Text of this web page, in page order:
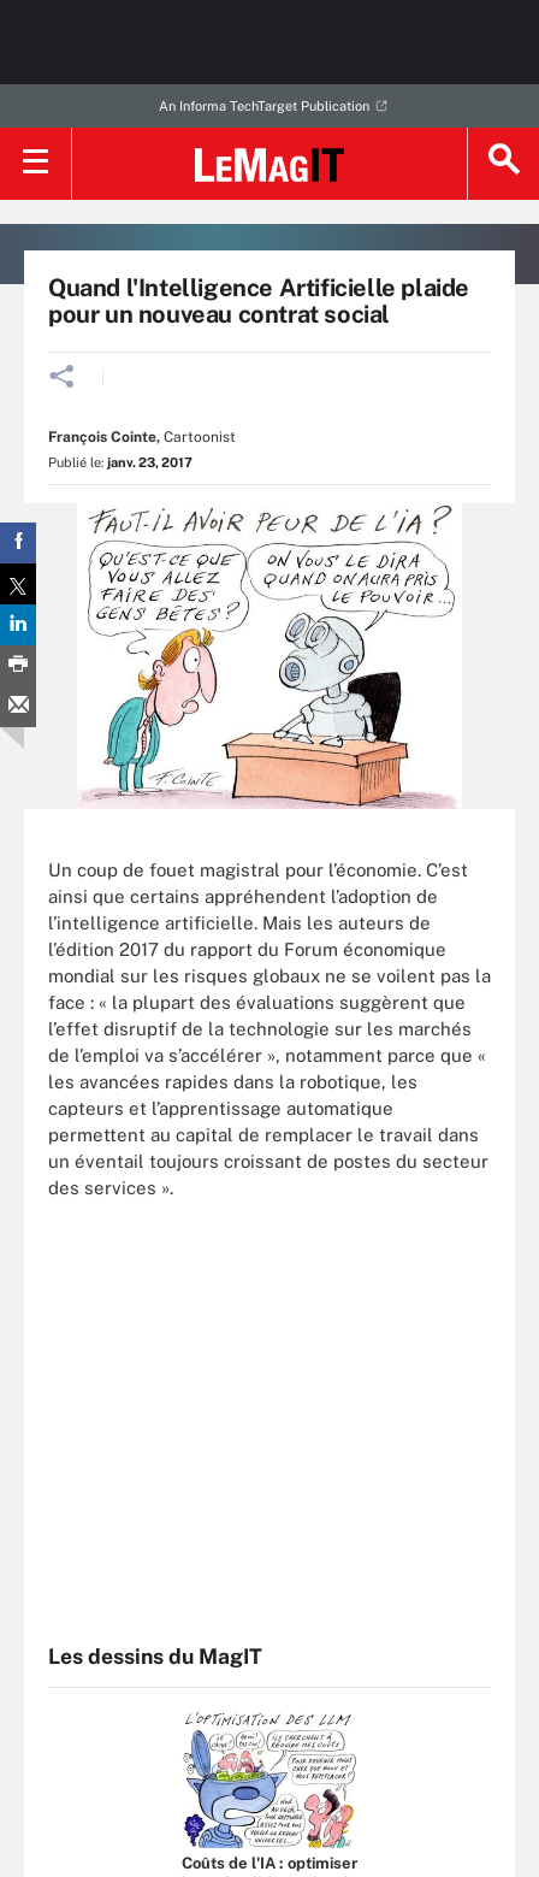
An Informa TechTarget Publication
Quand l'Intelligence Artificielle plaide
pour un nouveau contrat social
François Cointe, Cartoonist
Publié le: janv. 23, 2017
Un coup de fouet magistral pour l’économie. C’est
ainsi que certains appréhendent l’adoption de
l’intelligence artificielle. Mais les auteurs de
l’édition 2017 du rapport du Forum économique
mondial sur les risques globaux ne se voilent pas la
face : « la plupart des évaluations suggèrent que
l’effet disruptif de la technologie sur les marchés
de l’emploi va s’accélérer », notamment parce que «
les avancées rapides dans la robotique, les
capteurs et l’apprentissage automatique
permettent au capital de remplacer le travail dans
un éventail toujours croissant de postes du secteur
des services ».
Les dessins du MagIT
Coûts de l'IA : optimiser